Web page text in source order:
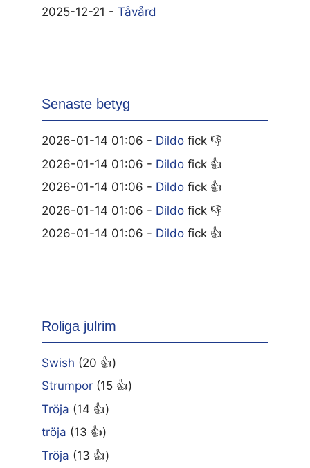
2025-12-21 - Tåvård
Senaste betyg
2026-01-14 01:06 - Dildo fick 👎
2026-01-14 01:06 - Dildo fick 👍
2026-01-14 01:06 - Dildo fick 👍
2026-01-14 01:06 - Dildo fick 👎
2026-01-14 01:06 - Dildo fick 👍
Roliga julrim
Swish (20 👍)
Strumpor (15 👍)
Tröja (14 👍)
tröja (13 👍)
Tröja (13 👍)